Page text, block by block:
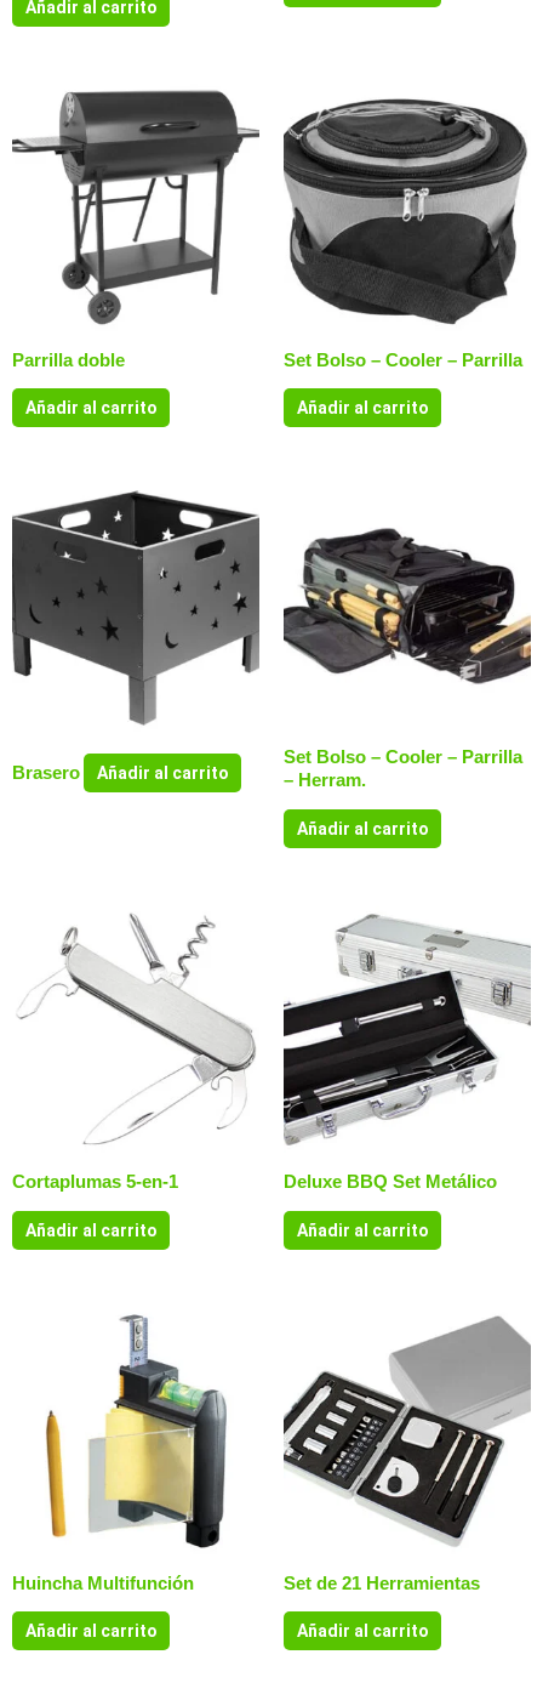
Añadir al carrito
Parrilla doble
Añadir al carrito
Set Bolso – Cooler – Parrilla
Añadir al carrito
Brasero Añadir al carrito
Set Bolso – Cooler – Parrilla
– Herram.
Añadir al carrito
Cortaplumas 5-en-1
Añadir al carrito
Deluxe BBQ Set Metálico
Añadir al carrito
Huincha Multifunción
Añadir al carrito
Set de 21 Herramientas
Añadir al carrito